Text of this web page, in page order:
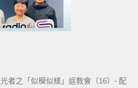
者之「似模似樣」返教會（16）- 配